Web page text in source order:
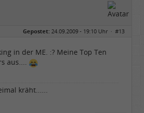
Gepostet: 24.09.2009 - 19:10 Uhr · #13
in der ME. :? Meine Top Ten
aus....
kräht......